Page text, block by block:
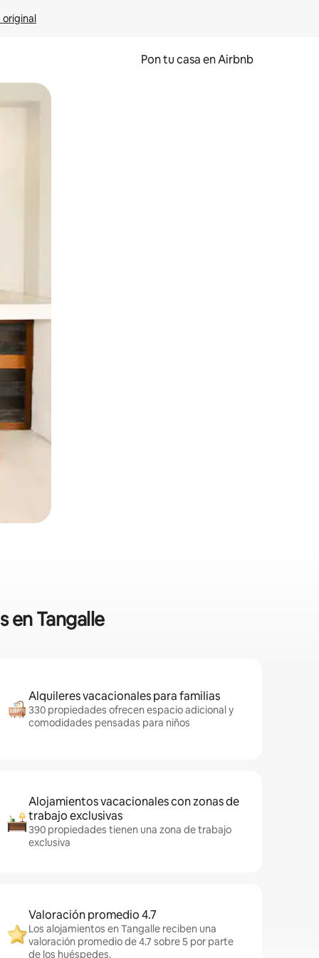
original
Pon tu casa en Airbnb
desliza el dedo.
en Tangalle
Alquileres vacacionales para familias
330 propiedades ofrecen espacio adicional y
comodidades pensadas para niños
Alojamientos vacacionales con zonas de
trabajo exclusivas
390 propiedades tienen una zona de trabajo
exclusiva
Valoración promedio 4.7
Los alojamientos en Tangalle reciben una
valoración promedio de 4.7 sobre 5 por parte
de los huéspedes.